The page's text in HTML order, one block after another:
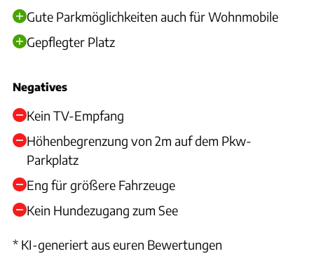
Gute Parkmöglichkeiten auch für Wohnmobile
Gepflegter Platz
Negatives
Kein TV-Empfang
Höhenbegrenzung von 2m auf dem Pkw-
Parkplatz
Eng für größere Fahrzeuge
Kein Hundezugang zum See
* KI-generiert aus euren Bewertungen